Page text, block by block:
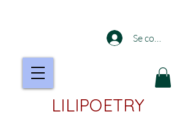
Se connecter
LILIPOETRY